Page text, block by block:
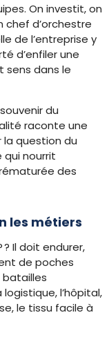
On investit, on
chef d’orchestre
de l’entreprise y
d’enfiler une
sens dans le
du
raconte une
la question du
qui nourrit
des
les métiers
? Il doit endurer,
de poches
batailles
l’hôpital,
le tissu facile à